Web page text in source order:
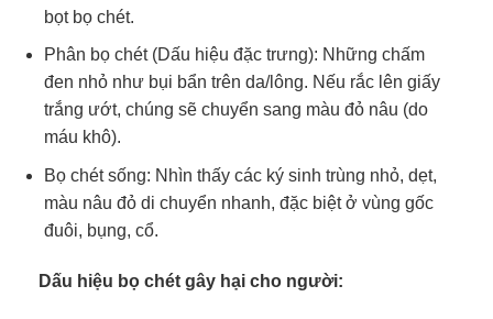
bọt bọ chét.
Phân bọ chét (Dấu hiệu đặc trưng): Những chấm
đen nhỏ như bụi bẩn trên da/lông. Nếu rắc lên giấy
trắng ướt, chúng sẽ chuyển sang màu đỏ nâu (do
máu khô).
Bọ chét sống: Nhìn thấy các ký sinh trùng nhỏ, dẹt,
màu nâu đỏ di chuyển nhanh, đặc biệt ở vùng gốc
đuôi, bụng, cổ.
Dấu hiệu bọ chét gây hại cho người: